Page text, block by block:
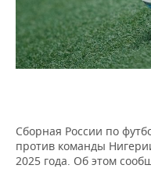
НЕФТЕХИМИЯ
НЕФТЬ
РОЗНИЧНАЯ
ТРАНСПОРТ
НОВОСТИ
IT
МЕРОПРИЯТИЯ
НОВОСТИ
БИЗНЕС-БРАНЧИ
СПОРТ
ФУТБОЛ
НОВОСТИ
ФОТОГАЛЕРЕЯ
Сборная России по
против команды
2025 года. Об этом